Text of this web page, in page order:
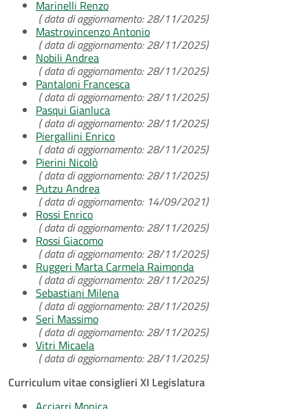
Marinelli Renzo
( data di aggiornamento: 28/11/2025)
Mastrovincenzo Antonio
( data di aggiornamento: 28/11/2025)
Nobili Andrea
( data di aggiornamento: 28/11/2025)
Pantaloni Francesca
( data di aggiornamento: 28/11/2025)
Pasqui Gianluca
( data di aggiornamento: 28/11/2025)
Piergallini Enrico
( data di aggiornamento: 28/11/2025)
Pierini Nicolò
( data di aggiornamento: 28/11/2025)
Putzu Andrea
( data di aggiornamento: 14/09/2021)
Rossi Enrico
( data di aggiornamento: 28/11/2025)
Rossi Giacomo
( data di aggiornamento: 28/11/2025)
Ruggeri Marta Carmela Raimonda
( data di aggiornamento: 28/11/2025)
Sebastiani Milena
( data di aggiornamento: 28/11/2025)
Seri Massimo
( data di aggiornamento: 28/11/2025)
Vitri Micaela
( data di aggiornamento: 28/11/2025)
Curriculum vitae consiglieri XI Legislatura